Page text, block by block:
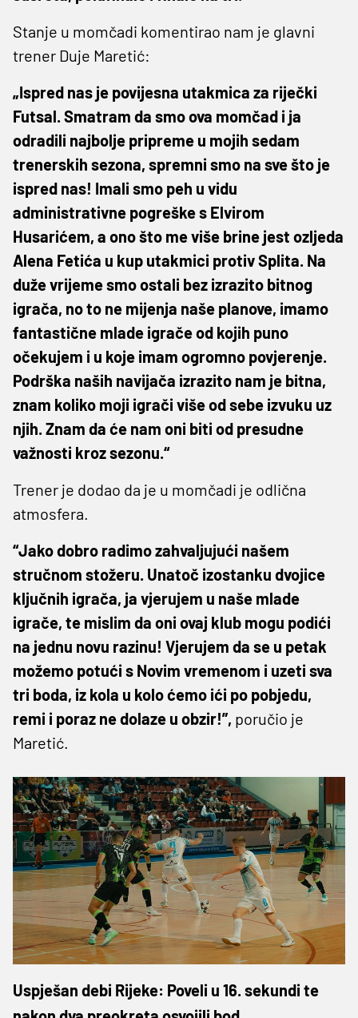
Stanje u momčadi komentirao nam je glavni
trener Duje Maretić:
„Ispred nas je povijesna utakmica za riječki
Futsal. Smatram da smo ova momčad i ja
odradili najbolje pripreme u mojih sedam
trenerskih sezona, spremni smo na sve što je
ispred nas! Imali smo peh u vidu
administrativne pogreške s Elvirom
Husarićem, a ono što me više brine jest ozljeda
Alena Fetića u kup utakmici protiv Splita. Na
duže vrijeme smo ostali bez izrazito bitnog
igrača, no to ne mijenja naše planove, imamo
fantastične mlade igrače od kojih puno
očekujem i u koje imam ogromno povjerenje.
Podrška naših navijača izrazito nam je bitna,
znam koliko moji igrači više od sebe izvuku uz
njih. Znam da će nam oni biti od presudne
važnosti kroz sezonu.“
Trener je dodao da je u momčadi je odlična
atmosfera.
“Jako dobro radimo zahvaljujući našem
stručnom stožeru. Unatoč izostanku dvojice
ključnih igrača, ja vjerujem u naše mlade
igrače, te mislim da oni ovaj klub mogu podići
na jednu novu razinu! Vjerujem da se u petak
možemo potući s Novim vremenom i uzeti sva
tri boda, iz kola u kolo ćemo ići po pobjedu,
remi i poraz ne dolaze u obzir!”, poručio je
Maretić.
Uspješan debi Rijeke: Poveli u 16. sekundi te